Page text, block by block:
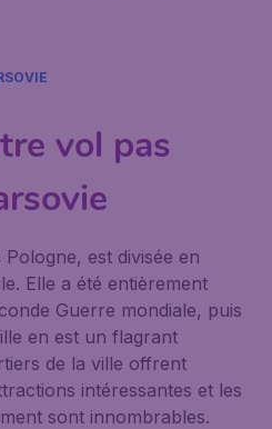
vol pas
est divisée en
Elle a été entièrement
Guerre mondiale, puis
en est un flagrant
de la ville offrent
intéressantes et les
sont innombrables.